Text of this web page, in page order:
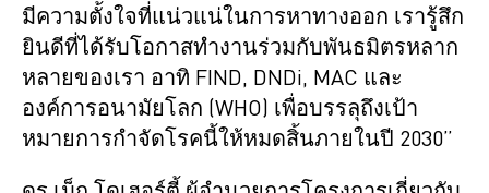
มีความตั้งใจที่แน่วแน่ในการหาทางออก เรารู้สึก
ยินดีที่ได้รับโอกาสทำงานร่วมกับพันธมิตรหลาก
หลายของเรา อาทิ FIND, DNDi, MAC และ
องค์การอนามัยโลก (WHO) เพื่อบรรลุถึงเป้า
หมายการกำจัดโรคนี้ให้หมดสิ้นภายในปี 2030”